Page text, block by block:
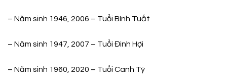
– Năm sinh 1946, 2006 – Tuổi Bính Tuất
– Năm sinh 1947, 2007 – Tuổi Đinh Hợi
– Năm sinh 1960, 2020 – Tuổi Canh Tý